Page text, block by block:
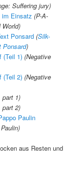
Suffering jury)
im Einsatz (P-A-
Ponsard (Silk-
Ponsard)
(Teil 1) (Negative
(Teil 2) (Negative
part 1)
part 2)
Paulin
aus Resten und